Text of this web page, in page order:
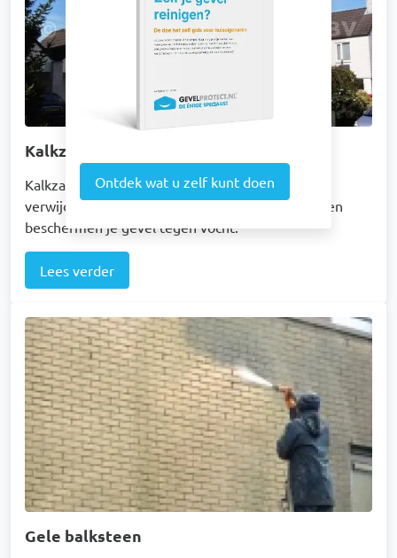
Ontdek wat u zelf kunt doen
Kalkzandsteen
Kalkzandsteen reinigen zonder schade? Wij
verwijderen vuil en algen op een veilige manier en
beschermen je gevel tegen vocht.
Lees verder
Afbeelding
Gele balksteen